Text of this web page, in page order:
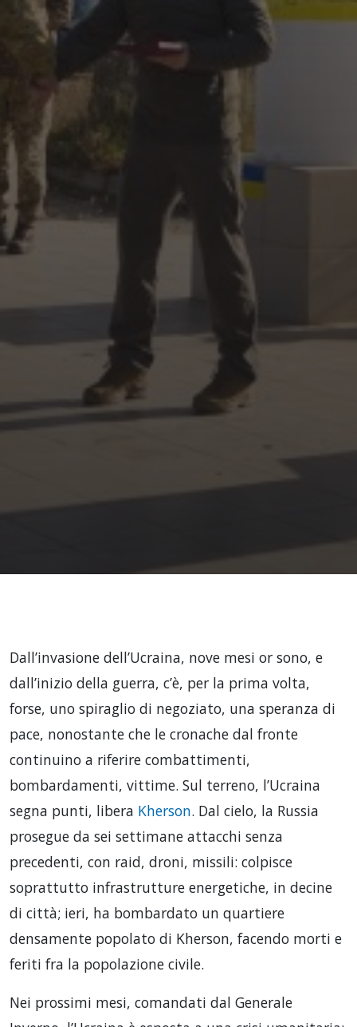
Dall’invasione dell’Ucraina, nove mesi or sono, e
dall’inizio della guerra, c’è, per la prima volta,
forse, uno spiraglio di negoziato, una speranza di
pace, nonostante che le cronache dal fronte
continuino a riferire combattimenti,
bombardamenti, vittime. Sul terreno, l’Ucraina
segna punti, libera Kherson. Dal cielo, la Russia
prosegue da sei settimane attacchi senza
precedenti, con raid, droni, missili: colpisce
soprattutto infrastrutture energetiche, in decine
di città; ieri, ha bombardato un quartiere
densamente popolato di Kherson, facendo morti e
feriti fra la popolazione civile.
Nei prossimi mesi, comandati dal Generale